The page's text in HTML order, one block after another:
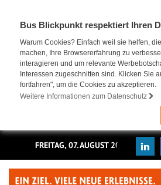
Bus Blickpunkt respektiert Ihren
Warum Cookies? Einfach weil sie helfen,
machen, Ihre Browsererfahrung zu
interagieren und um relevante
Interessen zugeschnitten sind. Klicken Sie
fortfahren", um die Cookies zu akzeptieren.
Weitere Informationen zum Datenschutz
FREITAG, 07. AUGUST 2026